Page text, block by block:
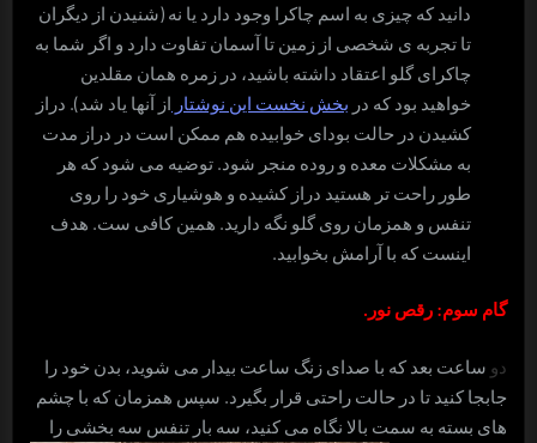
دانید که چیزی به اسم چاکرا وجود دارد یا نه (شنیدن از دیگران
تا تجربه ی شخصی از زمین تا آسمان تفاوت دارد و اگر شما به
چاکرای گلو اعتقاد داشته باشید، در زمره همان مقلدین
خواهید بود که در بخش نخست این نوشتار از آنها یاد شد). دراز
کشیدن در حالت بودای خوابیده هم ممکن است در دراز مدت
به مشکلات معده و روده منجر شود. توضیه می شود که هر
طور راحت تر هستید دراز کشیده و هوشیاری خود را روی
تنفس و همزمان روی گلو نگه دارید. همین کافی ست. هدف
اینست که با آرامش بخوابید.
گام سوم: رقص نور.
دو ساعت بعد که با صدای زنگ ساعت بیدار می شوید، بدن خود را
جابجا کنید تا در حالت راحتی قرار بگیرد. سپس همزمان که با چشم
های بسته به سمت بالا نگاه می کنید، سه بار تنفس سه بخشی را